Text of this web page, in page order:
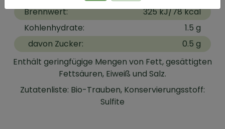
Brennwert:
325 kJ/78 kcal
Kohlenhydrate:
1.5 g
davon Zucker:
0.5 g
Enthält geringfügige Mengen von Fett, gesättigten
Fettsäuren, Eiweiß und Salz.
Zutatenliste: Bio-Trauben, Konservierungsstoff:
Sulfite